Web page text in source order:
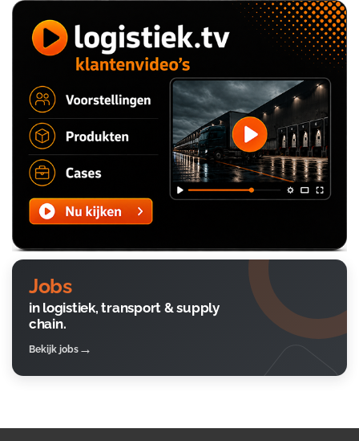
Jobs
in logistiek, transport & supply
chain.
Bekijk jobs